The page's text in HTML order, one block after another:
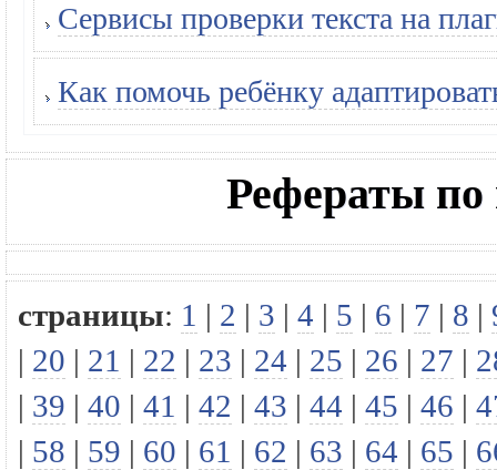
Сервисы проверки текста на
Как помочь ребёнку
Рефераты по
страницы: 1 | 2 | 3 | 4 | 5 | 6 | 7 | 8 |
| 20 | 21 | 22 | 23 | 24 | 25 | 26 | 27 |
| 39 | 40 | 41 | 42 | 43 | 44 | 45 | 46 |
| 58 | 59 | 60 | 61 | 62 | 63 | 64 | 65 |